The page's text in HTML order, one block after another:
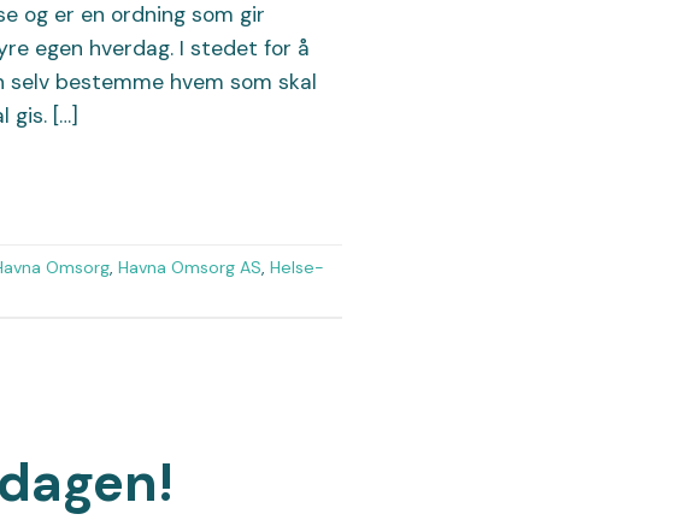
og er en ordning som gir
egen hverdag. I stedet for å
bestemme hvem som skal
gis. […]
Omsorg, Havna Omsorg AS, Helse-